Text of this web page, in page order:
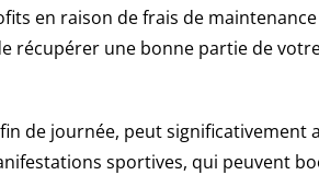
en raison de frais de
récupérer une bonne partie de
de journée, peut significativement
sportives, qui peuvent